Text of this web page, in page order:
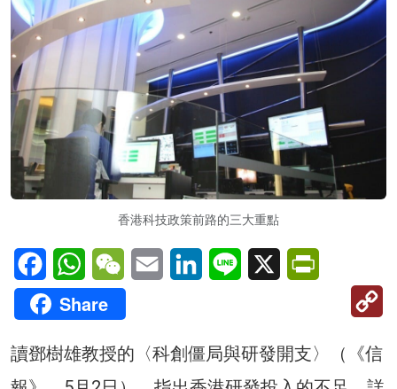
香港科技政策前路的三大重點
FacebookWhatsAppWeChatEmail LinkedInLine X
Share
讀鄧樹雄教授的〈科創僵局與研發開支〉（《信